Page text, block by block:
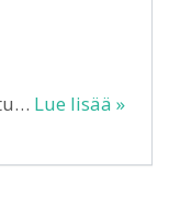
Lue lisää »